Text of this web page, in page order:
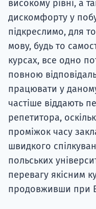
високому рівні, а
дискомфорту у
підкреслимо, для
мову, будь то
курсах, все одно
повною
працювати у
частіше віддають
репетитора,
проміжок часу
швидкого
польських
перевагу якісним
продовживши при